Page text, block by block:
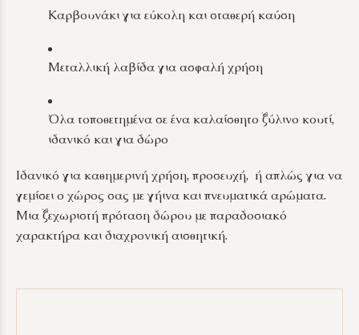
Καρβουνάκι για εύκολη και σταθερή καύση
Μεταλλική λαβίδα για ασφαλή χρήση
Όλα τοποθετημένα σε ένα καλαίσθητο ξύλινο κουτί,
ιδανικό και για δώρο
Ιδανικό για καθημερινή χρήση, προσευχή, ή απλώς για να
γεμίσει ο χώρος σας με γήινα και πνευματικά αρώματα.
Μια ξεχωριστή πρόταση δώρου με παραδοσιακό
χαρακτήρα και διαχρονική αισθητική.